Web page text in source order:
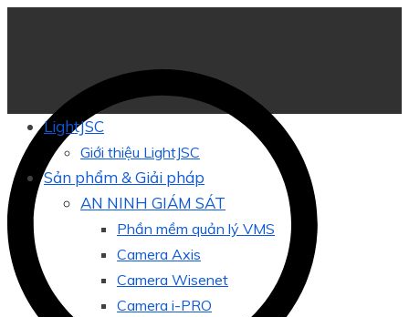
LightJSC
Giới thiệu LightJSC
Sản phẩm & Giải pháp
AN NINH GIÁM SÁT
Phần mềm quản lý VMS
Camera Axis
Camera Wisenet
Camera i-PRO